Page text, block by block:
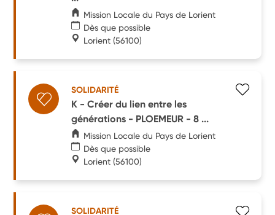
Mission Locale du Pays de Lorient
Dès que possible
Lorient (56100)
SOLIDARITÉ
K - Créer du lien entre les
générations - PLOEMEUR - 8 ...
Mission Locale du Pays de Lorient
Dès que possible
Lorient (56100)
SOLIDARITÉ